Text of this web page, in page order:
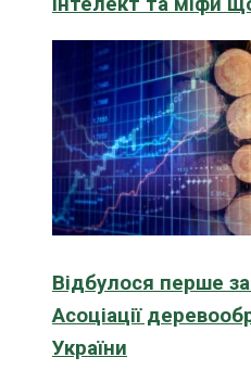
Відбулося перше
Асоціації
України